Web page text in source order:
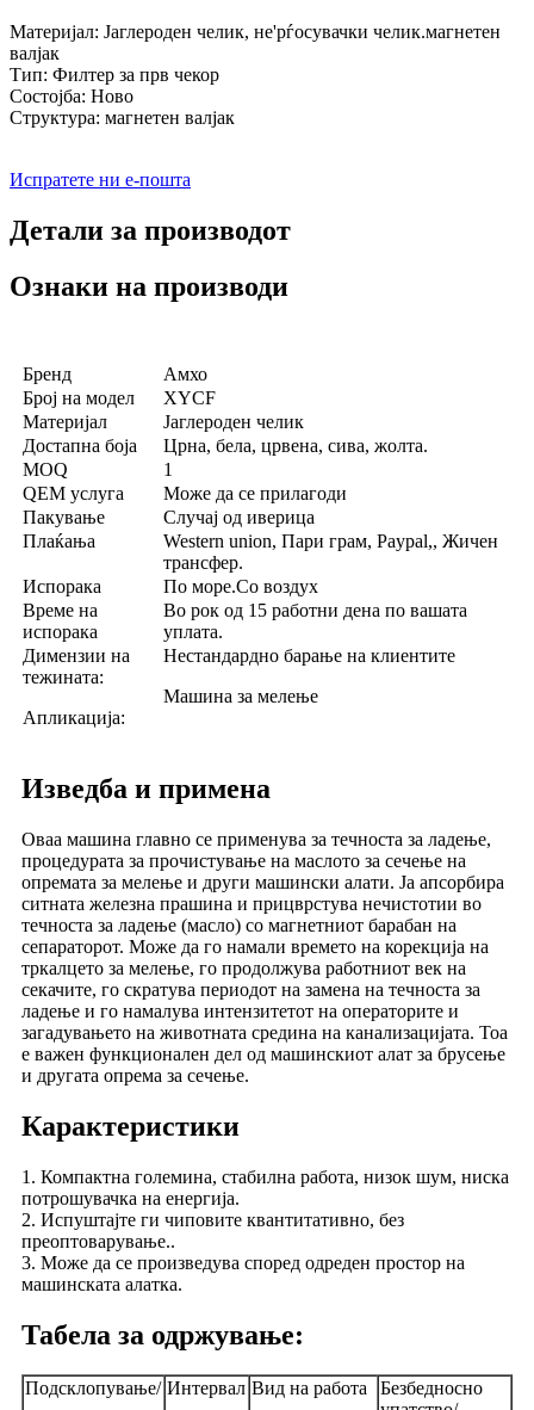
Материјал: Јаглероден челик, не'рѓосувачки челик.магнетен
валјак
Тип: Филтер за прв чекор
Состојба: Ново
Структура: магнетен валјак
Испратете ни е-пошта
Детали за производот
Ознаки на производи
Бренд
Амхо
Број на модел
XYCF
Материјал
Јаглероден челик
Достапна боја
Црна, бела, црвена, сива, жолта.
MOQ
1
QEM услуга
Може да се прилагоди
Пакување
Случај од иверица
Плаќања
Western union, Пари грам, Paypal,, Жичен
трансфер.
Испорака
По море.Со воздух
Време на
испорака
Во рок од 15 работни дена по вашата
уплата.
Димензии на
тежината:
Апликација:
Нестандардно барање на клиентите
Машина за мелење
Изведба и примена
Оваа машина главно се применува за течноста за ладење,
процедурата за прочистување на маслото за сечење на
опремата за мелење и други машински алати. Ја апсорбира
ситната железна прашина и прицврстува нечистотии во
течноста за ладење (масло) со магнетниот барабан на
сепараторот. Може да го намали времето на корекција на
тркалцето за мелење, го продолжува работниот век на
секачите, го скратува периодот на замена на течноста за
ладење и го намалува интензитетот на операторите и
загадувањето на животната средина на канализацијата. Тоа
е важен функционален дел од машинскиот алат за брусење
и другата опрема за сечење.
Карактеристики
1. Компактна големина, стабилна работа, низок шум, ниска
потрошувачка на енергија.
2. Испуштајте ги чиповите квантитативно, без
преоптоварување..
3. Може да се произведува според одреден простор на
машинската алатка.
Табела за одржување:
Подсклопување/ Интервал Вид на работа
Безбедносно